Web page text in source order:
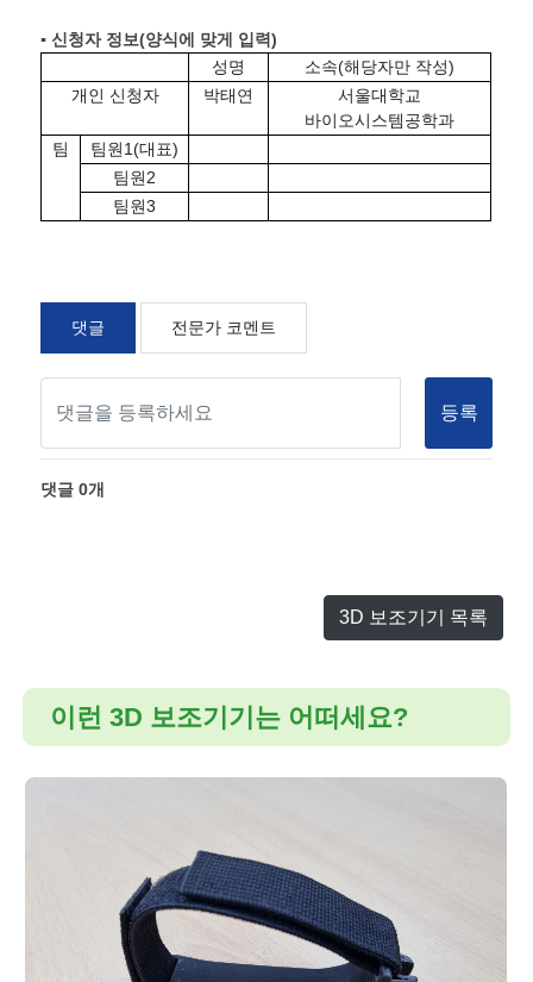
▪ 신청자 정보(양식에 맞게 입력)
성명
소속(해당자만 작성)
개인 신청자
박태연
서울대학교
바이오시스템공학과
팀
팀원1(대표)
팀원2
팀원3
댓글 전문가 코멘트
등록
댓글0개
3D 보조기기 목록
이런 3D 보조기기는 어떠세요?